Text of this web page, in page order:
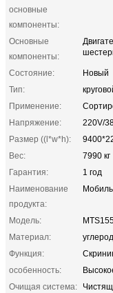
основные
компоненты:
Основные
компоненты:
Состояние:
Новый
Тип:
Применение:
Напряжение:
220V/
Размер ((l*w*h):
Вес:
7990 кг
Гарантия:
1 год
Наименование
продукта:
Модель:
Материал:
Функция:
особенность:
Очищая система: